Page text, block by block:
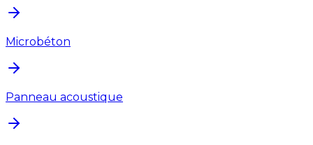
Microbéton
Panneau acoustique